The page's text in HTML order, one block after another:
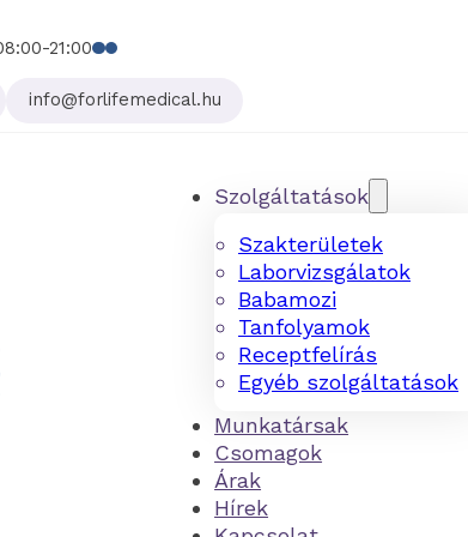
21:00Follow us on Facebook
Follow us on LinkedIn
info@forlifemedical.hu
Szolgáltatások
Szakterületek
Laborvizsgálatok
Babamozi
Tanfolyamok
Receptfelírás
Egyéb szolgáltatások
Munkatársak
Csomagok
Árak
Hírek